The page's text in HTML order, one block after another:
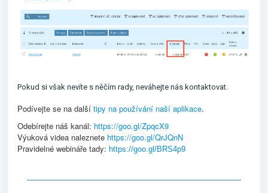
Pokud si však nevíte s něčím rady, neváhejte nás kontaktovat.
Podívejte se na další tipy na používání naší aplikace.
Odebírejte náš kanál: https://goo.gl/ZpqcX9
Výuková videa naleznete https://goo.gl/QrJQnN
Pravidelné webináře tady: https://goo.gl/BRS4p9